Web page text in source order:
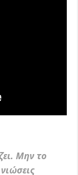
Μην το